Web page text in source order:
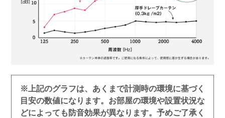
※上記のグラフは、あくまで計測時の環境に基づく
目安の数値になります。お部屋の環境や設置状況な
どによっても防音効果が異なります。予めご了承く